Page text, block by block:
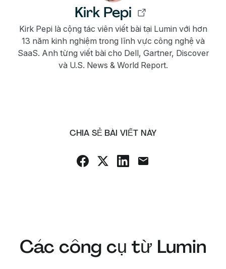
Kirk Pepi
Kirk Pepi là cộng tác viên viết bài tại Lumin với hơn
13 năm kinh nghiệm trong lĩnh vực công nghệ và
SaaS. Anh từng viết bài cho Dell, Gartner, Discover
và U.S. News & World Report.
CHIA SẺ BÀI VIẾT NÀY
Các công cụ từ Lumin